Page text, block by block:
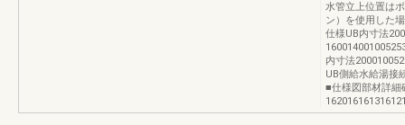
水管立上位置は
ン）を使用した
仕様UB内寸法
内寸法
UB側給水給湯接
■仕様図部材詳細